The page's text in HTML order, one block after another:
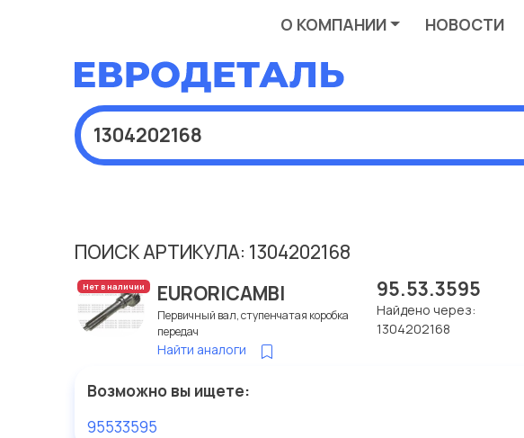
О КОМПАНИИ НОВОСТИ
ПОИСК АРТИКУЛА: 1304202168
Нет в наличии EURORICAMBI
Первичный вал, ступенчатая коробка
передач
Найти аналоги
95.53.3595
Найдено через:
1304202168
Возможно вы ищете:
95533595